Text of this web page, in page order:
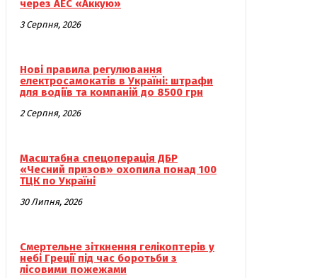
через АЕС «Аккую»
3 Серпня, 2026
Нові правила регулювання
електросамокатів в Україні: штрафи
для водіїв та компаній до 8500 грн
2 Серпня, 2026
Масштабна спецоперація ДБР
«Чесний призов» охопила понад 100
ТЦК по Україні
30 Липня, 2026
Смертельне зіткнення гелікоптерів у
небі Греції під час боротьби з
лісовими пожежами